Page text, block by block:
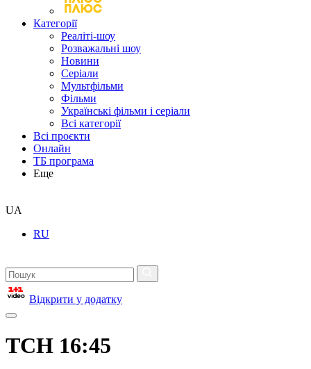
Категорії
Реаліті-шоу
Розважальні шоу
Новини
Серіали
Мультфільми
Фільми
Українські фільми і серіали
Всі категорії
Всі проєкти
Онлайн
ТБ програма
Еще
UA
RU
Відкрити у додатку
ТСН 16:45